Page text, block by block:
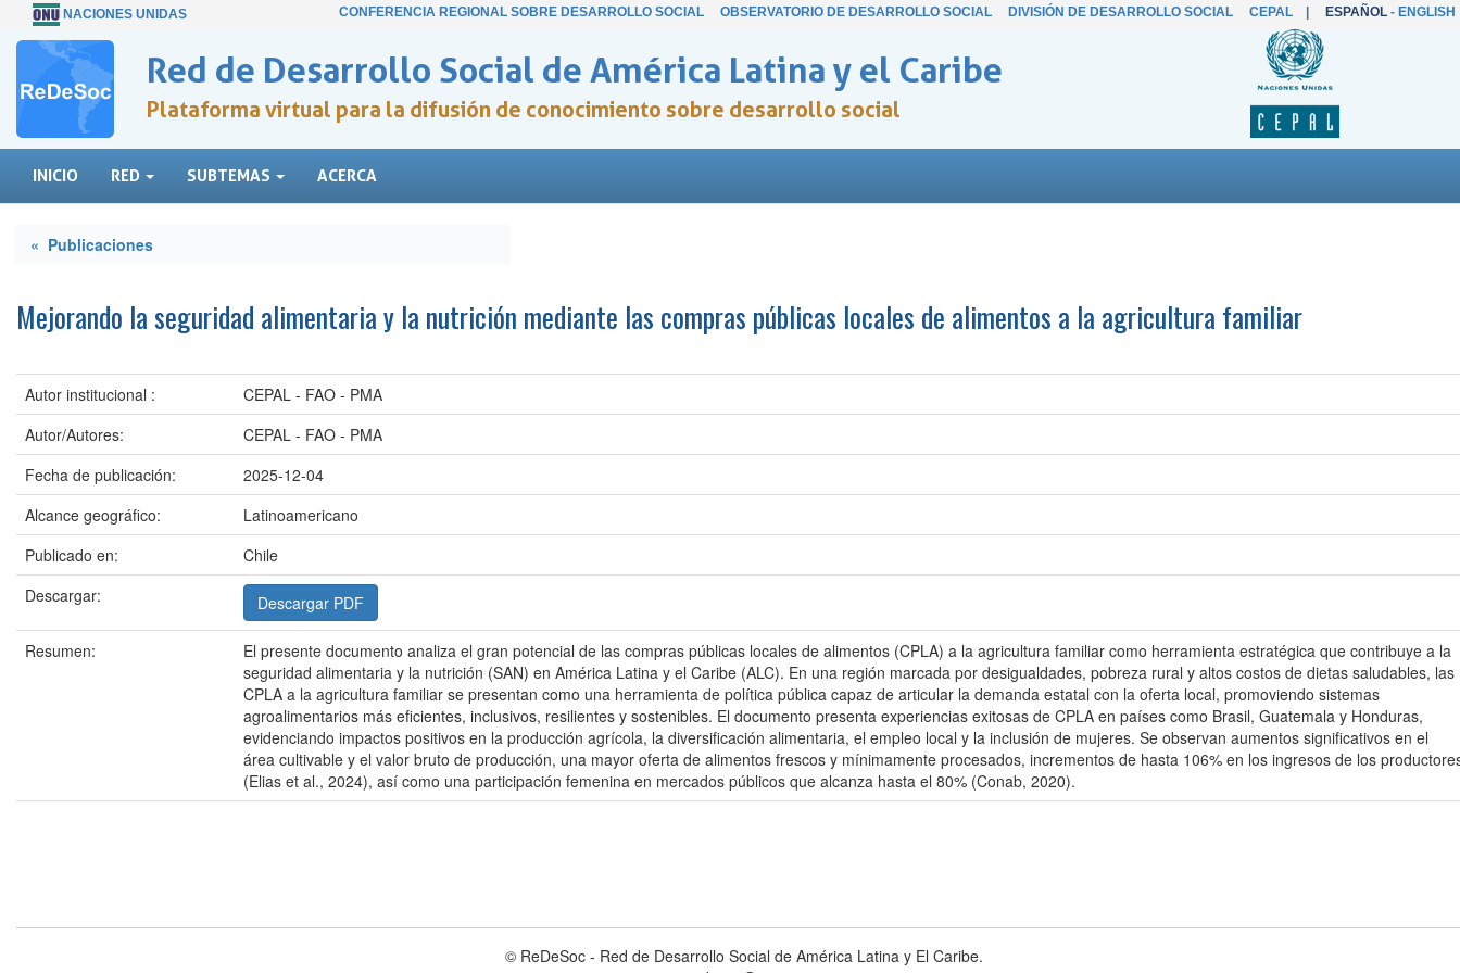
NACIONES UNIDAS CONFERENCIA REGIONAL SOBRE DESARROLLO SOCIAL OBSERVATORIO DE DESARROLLO SOCIAL DIVISIÓN DE DESARROLLO SOCIAL CEPAL| ESPAÑOL- ENGLISH
Red de Desarrollo Social de América Latina y el Caribe
Plataforma virtual para la difusión de conocimiento sobre desarrollo social
INICIO RED SUBTEMAS ACERCA
« Publicaciones
Mejorando la seguridad alimentaria y la nutrición mediante las compras públicas locales de alimentos a la agricultura familiar
Autor institucional :
CEPAL - FAO - PMA
Autor/Autores:
CEPAL - FAO - PMA
Fecha de publicación:
2025-12-04
Alcance geográfico:
Latinoamericano
Publicado en:
Chile
Descargar:
Descargar PDF
Resumen:
El presente documento analiza el gran potencial de las compras públicas locales de alimentos (CPLA) a la agricultura familiar como herramienta estratégica que contribuye a la
seguridad alimentaria y la nutrición (SAN) en América Latina y el Caribe (ALC). En una región marcada por desigualdades, pobreza rural y altos costos de dietas saludables, las
CPLA a la agricultura familiar se presentan como una herramienta de política pública capaz de articular la demanda estatal con la oferta local, promoviendo sistemas
agroalimentarios más eficientes, inclusivos, resilientes y sostenibles. El documento presenta experiencias exitosas de CPLA en países como Brasil, Guatemala y Honduras,
evidenciando impactos positivos en la producción agrícola, la diversificación alimentaria, el empleo local y la inclusión de mujeres. Se observan aumentos significativos en el
área cultivable y el valor bruto de producción, una mayor oferta de alimentos frescos y mínimamente procesados, incrementos de hasta 106% en los ingresos de los
(Elias et al., 2024), así como una participación femenina en mercados públicos que alcanza hasta el 80% (Conab, 2020).
© ReDeSoc - Red de Desarrollo Social de América Latina y El Caribe.